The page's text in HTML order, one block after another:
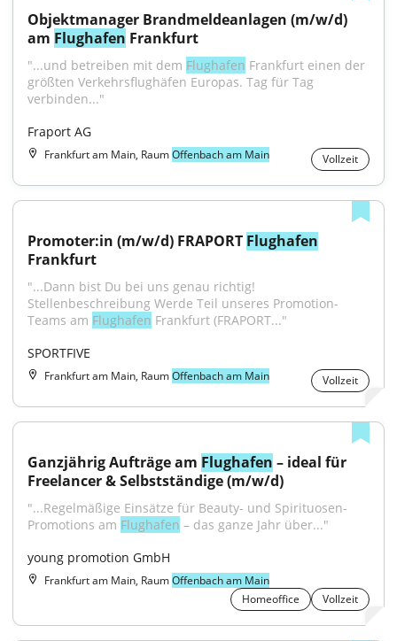
Objektmanager Brandmeldeanlagen (m/w/d)
am Flughafen Frankfurt
"...und betreiben mit dem Flughafen Frankfurt einen der
größten Verkehrsflughäfen Europas. Tag für Tag
verbinden..."
Fraport AG
Frankfurt am Main, RaumOffenbach am Main Vollzeit
Promoter:in (m/w/d) FRAPORT Flughafen
Frankfurt
"...Dann bist Du bei uns genau richtig!
Stellenbeschreibung Werde Teil unseres Promotion-
Teams am Flughafen Frankfurt (FRAPORT..."
SPORTFIVE
Frankfurt am Main, RaumOffenbach am Main Vollzeit
Ganzjährig Aufträge am Flughafen – ideal für
Freelancer & Selbstständige (m/w/d)
"...Regelmäßige Einsätze für Beauty- und Spirituosen-
Promotions am Flughafen – das ganze Jahr über..."
young promotion GmbH
Frankfurt am Main, RaumOffenbach am Main
Homeoffice
Vollzeit